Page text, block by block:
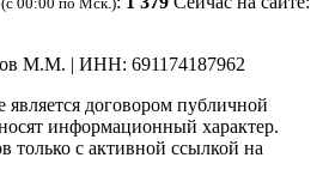
М.М. | ИНН: 691174187962
договором публичной
информационный характер.
только с активной ссылкой на